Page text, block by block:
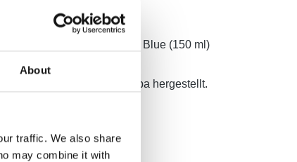
About
traffic. We also share
may combine it with
Terror (150 ml), 1 x Banzai Blue (150 ml)
und wird in Europa hergestellt.